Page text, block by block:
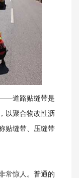
关于我们
——道路贴缝带是
以聚合物改性沥
贴缝带、压缝带
常惊人。普通的